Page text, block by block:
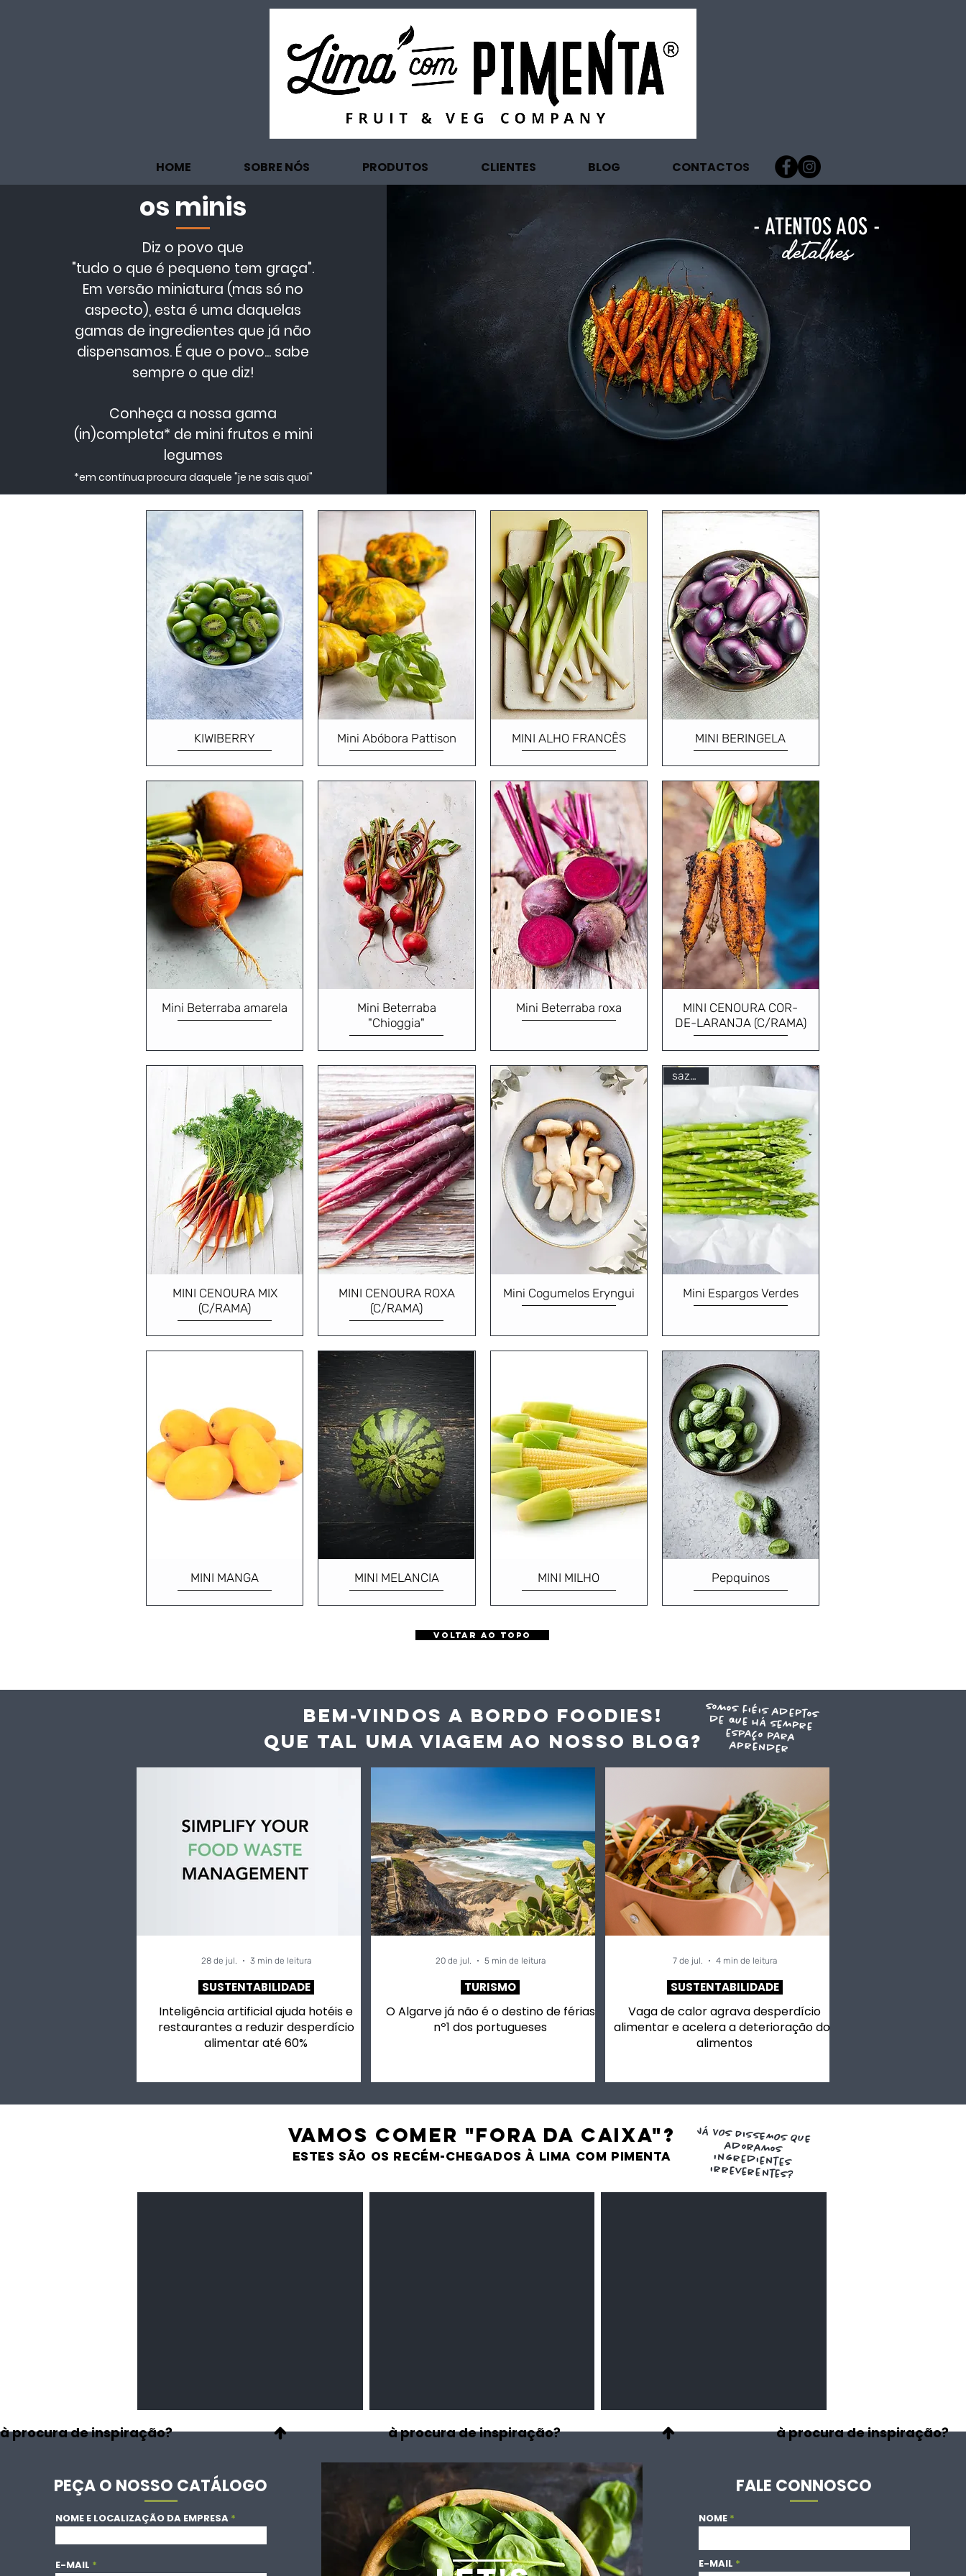
HOME SOBRE NÓS PRODUTOS CLIENTES BLOG CONTACTOS
os minis
Diz o povo que
"tudo o que é pequeno tem graça".
Em versão miniatura (mas só no
aspecto), esta é uma daquelas
gamas de ingredientes que já não
dispensamos. É que o povo... sabe
sempre o que diz!
Conheça a nossa gama
(in)completa* de mini frutos e mini
legumes
*em contínua procura daquele "je ne sais quoi"
- ATENTOS AOS -
detalhes
KIWIBERRY Mini Abóbora Pattison MINI ALHO FRANCÊS MINI BERINGELA
Mini Beterraba amarela
Mini Beterraba
"Chioggia"
Mini Beterraba roxa
MINI CENOURA COR-
DE-LARANJA (C/RAMA)
MINI CENOURA MIX
(C/RAMA)
MINI CENOURA ROXA
(C/RAMA)
Mini Cogumelos Eryngui
sazonal
Mini Espargos Verdes
MINI MANGA MINI MELANCIA MINI MILHO Pepquinos
VOLTAR AO TOPO
BEM-VINDOS A BORDO FOODIES!
QUE TAL UMA VIAGEM AO NOSSO blog?
somos fiéis adeptos
de que há sempre
espaço para
aprender
Inteligência artificial ajuda hotéis e
restaurantes a reduzir desperdício
alimentar até 60%
SUSTENTABILIDADE
28 de jul. 3 min de leitura
O Algarve já não é o destino de férias
nº1 dos portugueses
TURISMO
20 de jul. 5 min de leitura
Vaga de calor agrava desperdício
alimentar e acelera a deterioração dos
alimentos
SUSTENTABILIDADE
7 de jul. 4 min de leitura
VAMOS comer "fora da caixa"?
estes são os recém-chegados À LIMA COM PIMENTA
JÁ VOS DISSEMOS QUE
adoramos
ingredientes
irreverentes?
à procura de inspiração?
PEÇA O NOSSO CATÁLOGO
NOME E LOCALIZAÇÃO DA EMPRESA
E-MAIL
FALE CONNOSCO
NOME
E-MAIL